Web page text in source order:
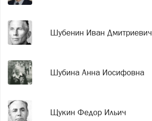
Шубенин Иван Дмитриевич
Шубина Анна Иосифовна
Щукин Федор Ильич